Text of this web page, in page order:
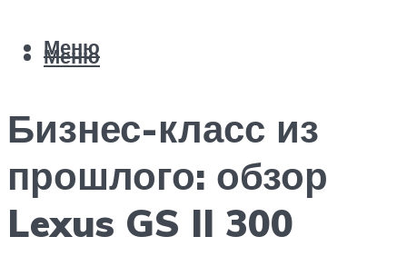
Меню
Меню
Бизнес-класс из
прошлого: обзор
Lexus GS II 300